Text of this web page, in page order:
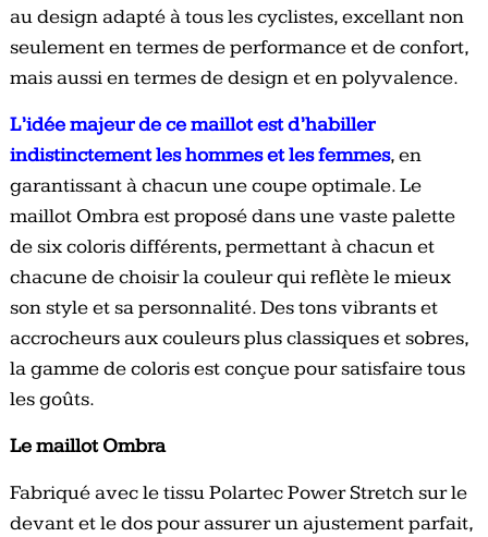
au design adapté à tous les cyclistes, excellant non
seulement en termes de performance et de confort,
mais aussi en termes de design et en polyvalence.
L’idée majeur de ce maillot est d’habiller
indistinctement les hommes et les femmes, en
garantissant à chacun une coupe optimale. Le
maillot Ombra est proposé dans une vaste palette
de six coloris différents, permettant à chacun et
chacune de choisir la couleur qui reflète le mieux
son style et sa personnalité. Des tons vibrants et
accrocheurs aux couleurs plus classiques et sobres,
la gamme de coloris est conçue pour satisfaire tous
les goûts.
Le maillot Ombra
Fabriqué avec le tissu Polartec Power Stretch sur le
devant et le dos pour assurer un ajustement parfait,